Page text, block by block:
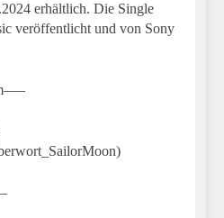
erhältlich. Die Single
veröffentlicht und von Sony